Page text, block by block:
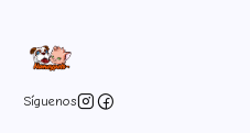
Síguenos